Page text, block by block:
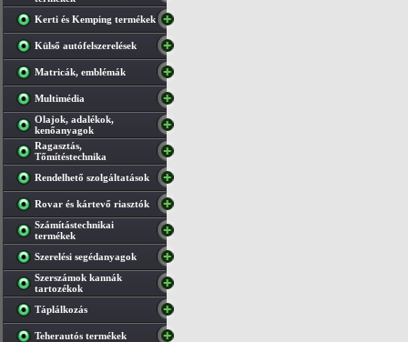
Kerti és Kemping termékek
Külső autófelszerelések
Matricák, emblémák
Multimédia
Olajok, adalékok,
kenőanyagok
Ragasztás,
Tőmítéstechnika
Rendelhető szolgáltatások
Rovar és kártevő riasztók
Számítástechnikai
termékek
Szerelési segédanyagok
Szerszámok kannák
tartozékok
Táplálkozás
Teherautós termékek